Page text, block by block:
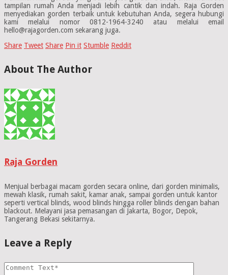
tampilan rumah Anda menjadi lebih cantik dan indah. Raja Gorden
menyediakan gorden terbaik untuk kebutuhan Anda, segera hubungi
kami melalui nomor 0812-1964-3240 atau melalui email
hello@rajagorden.com sekarang juga.
Share Tweet Share Pin it Stumble Reddit
About The Author
Raja Gorden
Menjual berbagai macam gorden secara online, dari gorden minimalis,
mewah klasik, rumah sakit, kamar anak, sampai gorden untuk kantor
seperti vertical blinds, wood blinds hingga roller blinds dengan bahan
blackout. Melayani jasa pemasangan di Jakarta, Bogor, Depok,
Tangerang Bekasi sekitarnya.
Leave a Reply